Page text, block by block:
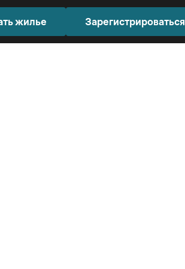
жилье Зарегистрироваться